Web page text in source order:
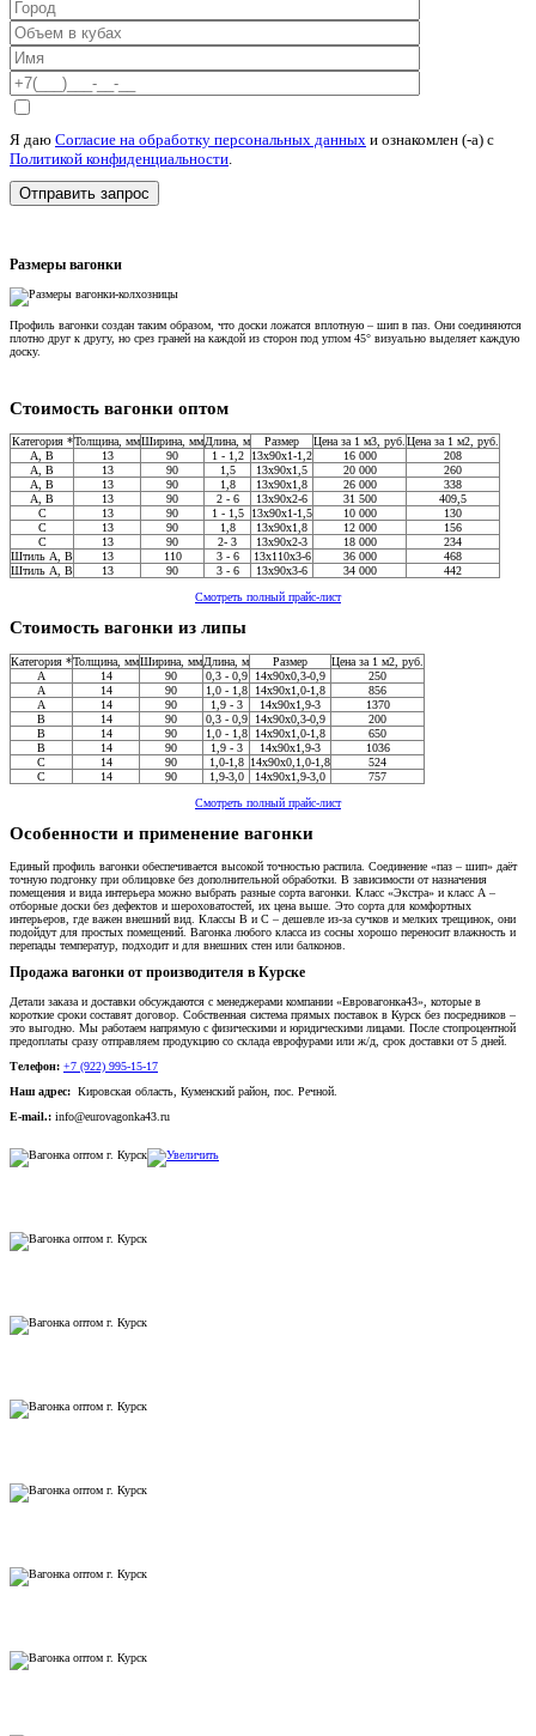
Я даю Согласие на обработку персональных данных и ознакомлен (-а) c
Политикой конфиденциальности
Размеры вагонки
Профиль вагонки создан таким образом, что доски ложатся вплотную – шип в паз. Они соединяются
плотно друг к другу, но срез граней на каждой из сторон под углом 45° визуально выделяет каждую
доску.
Стоимость вагонки оптом
Категория *Толщина, ммШирина, ммДлина, м Размер Цена за 1 м3, руб. Цена за 1 м2, руб.
A, В
13 90 1 - 1,2 13x90x1-1,2 16 000
208
A, В
13 90 1,5 13x90x1,5 20 000
260
A, В
13 90 1,8 13x90x1,8 26 000
338
A, В
13 90 2 - 6 13x90x2-6 31 500
409,5
C
13 90 1 - 1,5 13x90x1-1,5 10 000
130
С
13 90 1,8 13x90x1,8 12 000
156
C
13 90 2- 3 13x90x2-3 18 000
234
Штиль A, В
13 110 3 - 6 13x110x3-6 36 000
468
Штиль A, В
13 90 3 - 6 13x90x3-6 34 000
442
Смотреть полный прайс-лист
Стоимость вагонки из липы
Категория *Толщина, ммШирина, ммДлина, м Размер
Цена за 1 м2, руб.
А
14 90 0,3 - 0,9 14x90x0,3-0,9
250
А
14 90 1,0 - 1,8 14x90x1,0-1,8
856
А
14 90 1,9 - 3 14x90x1,9-3
1370
В
14 90 0,3 - 0,9 14x90x0,3-0,9
200
В
14 90 1,0 - 1,8 14x90х1,0-1,8
650
В
14 90 1,9 - 3 14x90x1,9-3
1036
С
14 90 1,0-1,8 14x90x0,1,0-1,8
524
С
14 90 1,9-3,0 14x90x1,9-3,0
757
Смотреть полный прайс-лист
Особенности и применение вагонки
Единый профиль вагонки обеспечивается высокой точностью распила. Соединение «паз – шип» даёт
точную подгонку при облицовке без дополнительной обработки. В зависимости от назначения
помещения и вида интерьера можно выбрать разные сорта вагонки. Класс «Экстра» и класс А –
отборные доски без дефектов и шероховатостей, их цена выше. Это сорта для комфортных
интерьеров, где важен внешний вид. Классы В и С – дешевле из-за сучков и мелких трещинок, они
подойдут для простых помещений. Вагонка любого класса из сосны хорошо переносит влажность и
перепады температур, подходит и для внешних стен или балконов.
Продажа вагонки от производителя в Курске
Детали заказа и доставки обсуждаются с менеджерами компании «Евровагонка43», которые в
короткие сроки составят договор. Собственная система прямых поставок в Курск без посредников –
это выгодно. Мы работаем напрямую с физическими и юридическими лицами. После стопроцентной
предоплаты сразу отправляем продукцию со склада еврофурами или ж/д, срок доставки от 5 дней.
Телефон: +7 (922) 995-15-17
Наш адрес: Кировская область, Куменский район, пос. Речной.
E-mail.: info@eurovagonka43.ru